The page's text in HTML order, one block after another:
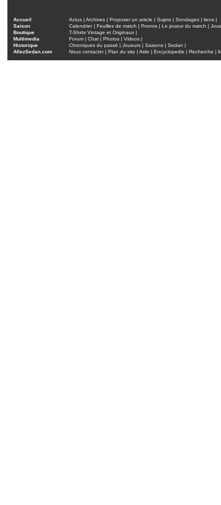
Accueil Actus | Archives | Proposer un article | Sujets | Sondages | liens |
Saison
Calendrier| Feuilles de match | Pronos | Le joueur du match |
Boutique
T-Shirts Vintage et Originaux |
Multimedia
Forum | Chat | Photos | Videos |
Historique
Chroniques du passé | Joueurs | Saisons | Sedan |
AllezSedan.com
Nous contacter| Plan du site | Aide | Encyclopedie | Recherche |